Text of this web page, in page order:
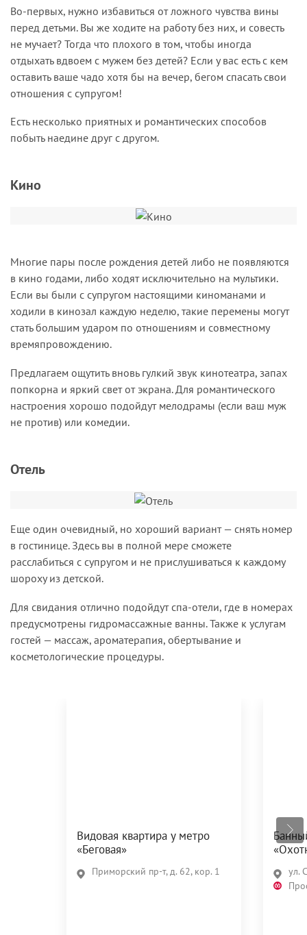
Во-первых, нужно избавиться от ложного чувства вины
перед детьми. Вы же ходите на работу без них, и совесть
не мучает? Тогда что плохого в том, чтобы иногда
отдыхать вдвоем с мужем без детей? Если у вас есть с кем
оставить ваше чадо хотя бы на вечер, бегом спасать свои
отношения с супругом!
Есть несколько приятных и романтических способов
побыть наедине друг с другом.
Кино
Многие пары после рождения детей либо не появляются
в кино годами, либо ходят исключительно на мультики.
Если вы были с супругом настоящими киноманами и
ходили в кинозал каждую неделю, такие перемены могут
стать большим ударом по отношениям и совместному
времяпровождению.
Предлагаем ощутить вновь гулкий звук кинотеатра, запах
попкорна и яркий свет от экрана. Для романтического
настроения хорошо подойдут мелодрамы (если ваш муж
не против) или комедии.
Отель
Еще один очевидный, но хороший вариант — снять номер
в гостинице. Здесь вы в полной мере сможете
расслабиться с супругом и не прислушиваться к каждому
шороху из детской.
Для свидания отлично подойдут спа-отели, где в номерах
предусмотрены гидромассажные ванны. Также к услугам
гостей — массаж, ароматерапия, обертывание и
косметологические процедуры.
Видовая квартира у метро
«Беговая»
Приморский пр-т, д. 62, кор. 1
ул.